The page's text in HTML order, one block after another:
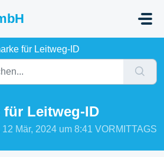
gehen
für Leitweg-ID
für Leitweg-ID
Mär, 2024 um 8:41 VORMITTAGS